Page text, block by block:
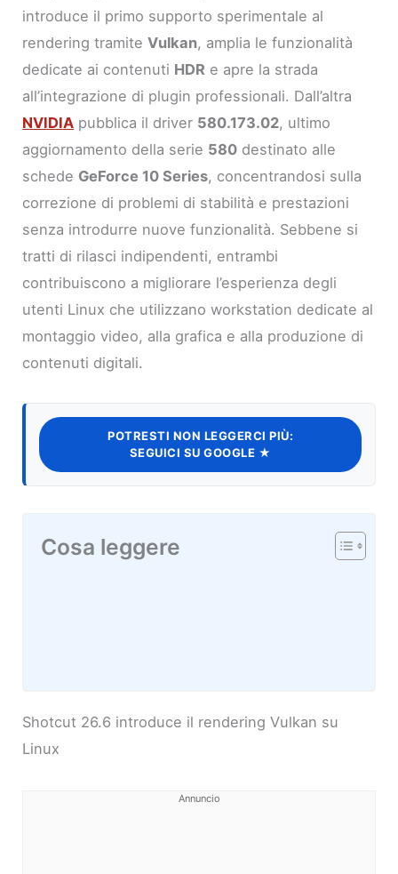
introduce il primo supporto sperimentale al
rendering tramiteVulkan, amplia le funzionalità
dedicate ai contenuti HDR e apre la strada
all’integrazione di plugin professionali. Dall’altra
NVIDIA pubblica il driver 580.173.02, ultimo
aggiornamento della serie 580 destinato alle
schede GeForce 10 Series, concentrandosi sulla
correzione di problemi di stabilità e prestazioni
senza introdurre nuove funzionalità. Sebbene si
tratti di rilasci indipendenti, entrambi
contribuiscono a migliorare l’esperienza degli
utenti Linux che utilizzano workstation dedicate al
montaggio video, alla grafica e alla produzione di
contenuti digitali.
POTRESTI NON LEGGERCI PIÙ:
SEGUICI SU GOOGLE ★
Cosa leggere
Shotcut 26.6 introduce il rendering Vulkan su
Linux
Annuncio